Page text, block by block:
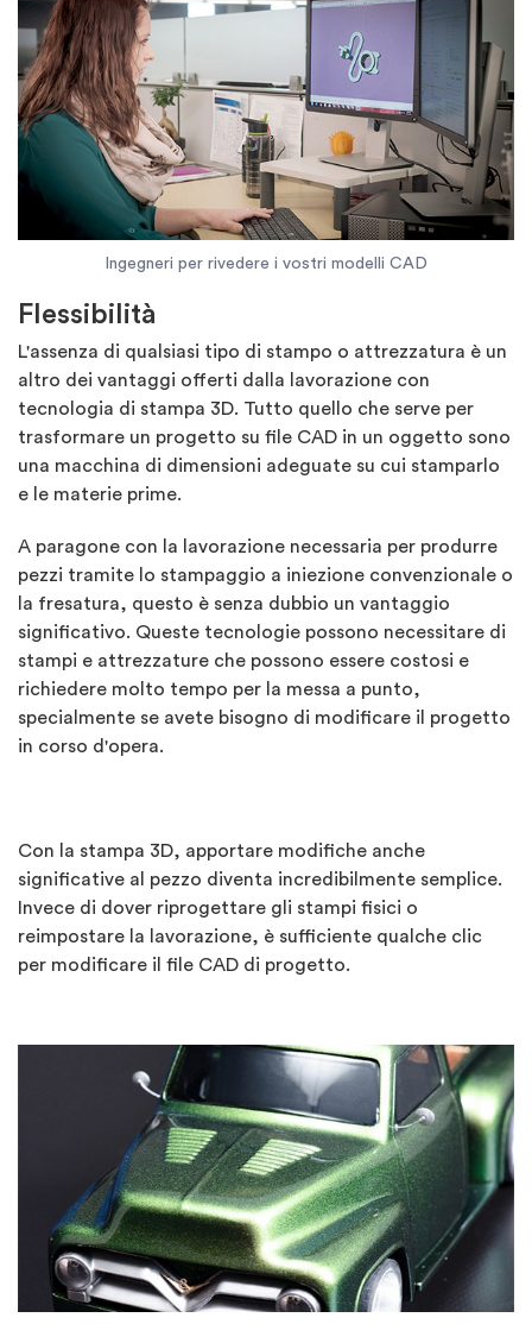
Ingegneri per rivedere i vostri modelli CAD
Flessibilità
L'assenza di qualsiasi tipo di stampo o attrezzatura è un
altro dei vantaggi offerti dalla lavorazione con
tecnologia di stampa 3D. Tutto quello che serve per
trasformare un progetto su file CAD in un oggetto sono
una macchina di dimensioni adeguate su cui stamparlo
e le materie prime.
A paragone con la lavorazione necessaria per produrre
pezzi tramite lo stampaggio a iniezione convenzionale o
la fresatura, questo è senza dubbio un vantaggio
significativo. Queste tecnologie possono necessitare di
stampi e attrezzature che possono essere costosi e
richiedere molto tempo per la messa a punto,
specialmente se avete bisogno di modificare il progetto
in corso d'opera.
Con la stampa 3D, apportare modifiche anche
significative al pezzo diventa incredibilmente semplice.
Invece di dover riprogettare gli stampi fisici o
reimpostare la lavorazione, è sufficiente qualche clic
per modificare il file CAD di progetto.